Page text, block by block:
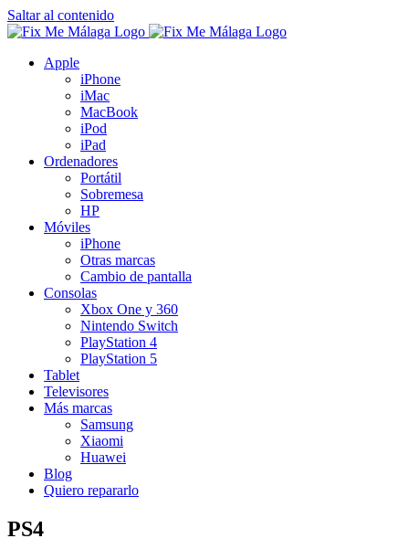
Saltar al contenido
Apple
iPhone
iMac
MacBook
iPod
iPad
Ordenadores
Portátil
Sobremesa
HP
Móviles
iPhone
Otras marcas
Cambio de pantalla
Consolas
Xbox One y 360
Nintendo Switch
PlayStation 4
PlayStation 5
Tablet
Televisores
Más marcas
Samsung
Xiaomi
Huawei
Blog
Quiero repararlo
PS4